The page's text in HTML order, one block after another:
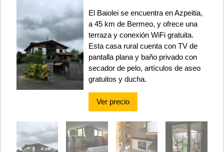
El Baiolei se encuentra en Azpeitia,
a 45 km de Bermeo, y ofrece una
terraza y conexión WiFi gratuita.
Esta casa rural cuenta con TV de
pantalla plana y baño privado con
secador de pelo, artículos de aseo
gratuitos y ducha.
Ver precio